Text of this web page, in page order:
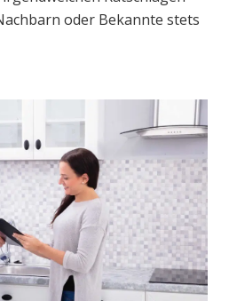
oder Bekannte stets